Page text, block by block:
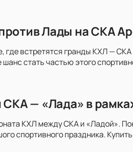
Лады на СКА
где встретятся гранды КХЛ —
стать частью этого
— «Лада» в
КХЛ между СКА и «Ладой».
спортивного праздника.